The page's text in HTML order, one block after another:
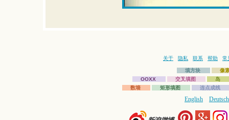
关于 隐私 联系 帮助 常
填方块
像
OOXX
交叉填图
岛
数墙
矩形填图 连点成线
English Deutsch